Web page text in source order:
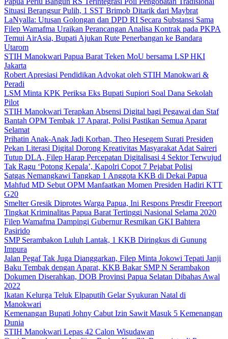
Situasi Berangsur Pulih, 1 SST Brimob Ditarik dari Maybrat
LaNyalla: Utusan Golongan dan DPD RI Secara Substansi Sama
Filep Wamafma Uraikan Perancangan Analisa Kontrak pada PKPA
Temui AirAsia, Bupati Ajukan Rute Penerbangan ke Bandara
Utarom
STIH Manokwari Papua Barat Teken MoU bersama LSP HKI
Jakarta
Robert Apresiasi Pendidikan Advokat oleh STIH Manokwari &
Peradi
LSM Minta KPK Periksa Eks Bupati Supiori Soal Dana Sekolah
Pilot
STIH Manokwari Terapkan Absensi Digital bagi Pegawai dan Staf
Bantah OPM Tembak 17 Aparat, Polisi Pastikan Semua Aparat
Selamat
Prihatin Anak-Anak Jadi Korban, Theo Hesegem Surati Presiden
Pekan Literasi Digital Dorong Kreativitas Masyarakat Adat Saireri
Tutup DLA, Filep Harap Percepatan Digitalisasi 4 Sektor Terwujud
Tak Ragu ‘Potong Kepala’, Kapolri Copot 7 Pejabat Polisi
Satgas Nemangkawi Tangkap 1 Anggota KKB di Dekai Papua
Mahfud MD Sebut OPM Manfaatkan Momen Presiden Hadiri KTT
G20
Smelter Gresik Diprotes Warga Papua, Ini Respons Presdir Freeport
Tingkat Kriminalitas Papua Barat Tertinggi Nasional Selama 2020
Filep Wamafma Dampingi Gubernur Resmikan GKI Bahtera
Pasirido
SMP Serambakon Luluh Lantak, 1 KKB Diringkus di Gunung
Impura
Jalan Pegaf Tak Juga Dianggarkan, Filep Minta Jokowi Tepati Janji
Baku Tembak dengan Aparat, KKB Bakar SMP N Serambakon
Dokumen Diserahkan, DOB Provinsi Papua Selatan Dibahas Awal
2022
Ikatan Kelurga Teluk Elpaputih Gelar Syukuran Natal di
Manokwari
Kemenangan Bupati Johny Cabut Izin Sawit Masuk 5 Kemenangan
Dunia
STIH Manokwari Lepas 42 Calon Wisudawan